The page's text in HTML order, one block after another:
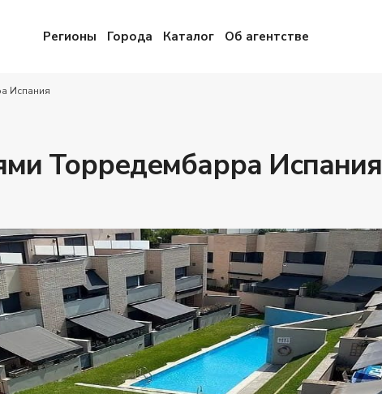
Регионы Города Каталог Об агентстве
Испания
Торредембарра Испания